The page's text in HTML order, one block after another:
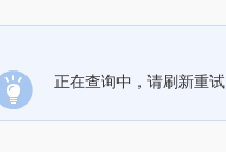
正在查询中，请刷新重试